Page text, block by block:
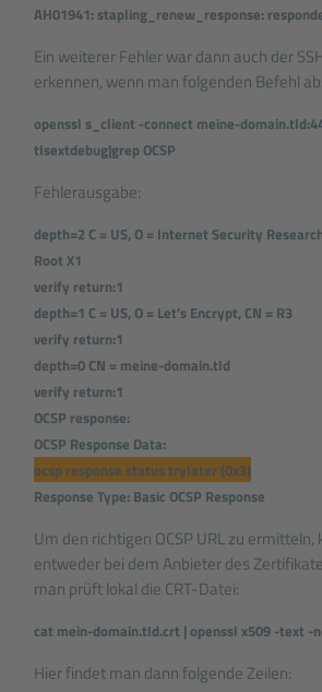
AH01941: stapling_renew_response:
Ein weiterer Fehler war dann auch der
erkennen, wenn man folgenden Befehl
openssl s_client -connect meine-
tlsextdebug|grep OCSP
Fehlerausgabe:
depth=2 C = US, O = Internet Security
Root X1
verify return:1
depth=1 C = US, O = Let's Encrypt, CN = R3
verify return:1
depth=0 CN = meine-domain.tld
verify return:1
OCSP response:
OCSP Response Data:
ocsp response status trylater (0x3)
Response Type: Basic OCSP Response
Um den richtigen OCSP URL zu ermitteln,
entweder bei dem Anbieter des
man prüft lokal die CRT-Datei:
cat mein-domain.tld.crt | openssl x509 -text -
Hier findet man dann folgende Zeilen: